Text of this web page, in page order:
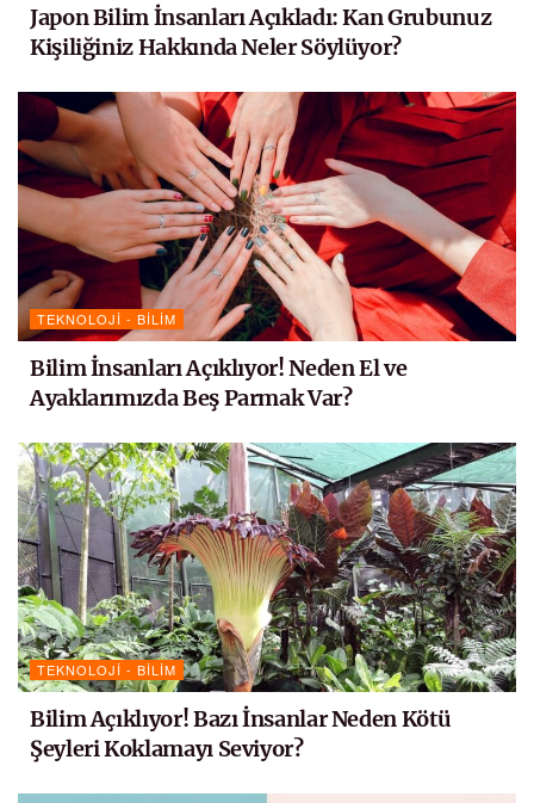
Japon Bilim İnsanları Açıkladı: Kan Grubunuz
Kişiliğiniz Hakkında Neler Söylüyor?
TEKNOLOJI - BILIM
Bilim İnsanları Açıklıyor! Neden El ve
Ayaklarımızda Beş Parmak Var?
TEKNOLOJI - BILIM
Bilim Açıklıyor! Bazı İnsanlar Neden Kötü
Şeyleri Koklamayı Seviyor?